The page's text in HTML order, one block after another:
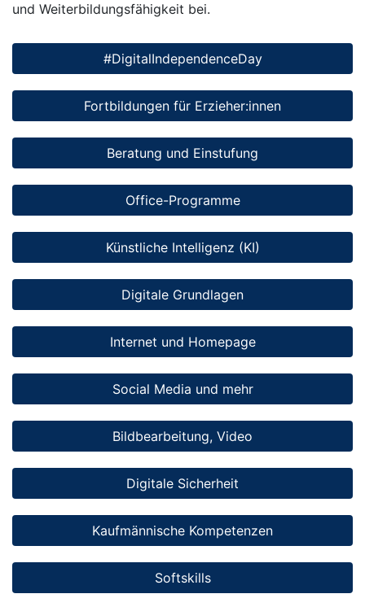
und Weiterbildungsfähigkeit bei.
#DigitalIndependenceDay
Fortbildungen für Erzieher:innen
Beratung und Einstufung
Office-Programme
Künstliche Intelligenz (KI)
Digitale Grundlagen
Internet und Homepage
Social Media und mehr
Bildbearbeitung, Video
Digitale Sicherheit
Kaufmännische Kompetenzen
Softskills